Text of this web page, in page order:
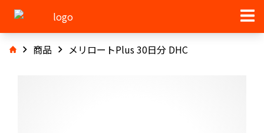
商品 メリロートPlus 30日分 DHC